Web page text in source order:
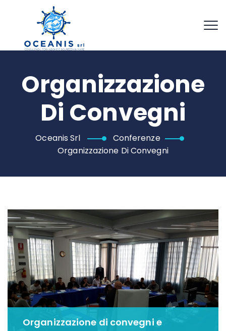
Organizzazione
Di Convegni
Oceanis Srl
Conferenze
Organizzazione Di Convegni
Organizzazione di convegni e